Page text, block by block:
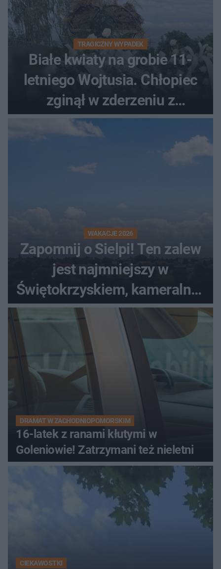
TRAGICZNY WYPADEK
Białe kwiaty na grobie 11-
letniego Wojtusia. Chłopiec
zginął w zderzeniu z
kombajnem
WAKACJE 2026
Zapomnij o Sielpi! Ten zalew
jest najmniejszy w
Świętokrzyskiem, kameralny i
bez tłumów
DRAMAT W ZACHODNIOPOMORSKIM
16-latek z ranami kłutymi w
Goleniowie! Zatrzymani też nieletni
CIEKAWOSTKI